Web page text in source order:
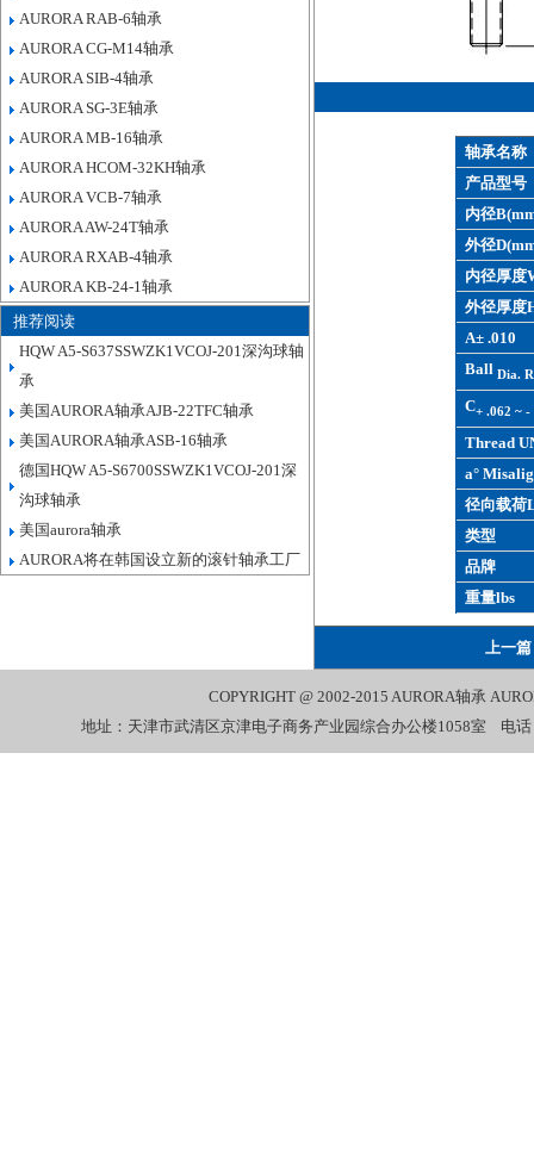
AURORA RAB-6轴承
AURORA CG-M14轴承
AURORA SIB-4轴承
AURORA SG-3E轴承
AURORA MB-16轴承
AURORA HCOM-32KH轴承
AURORA VCB-7轴承
AURORA AW-24T轴承
AURORA RXAB-4轴承
AURORA KB-24-1轴承
推荐阅读
HQW A5-S637SSWZK1VCOJ-201深沟球轴
承
美国AURORA轴承AJB-22TFC轴承
美国AURORA轴承ASB-16轴承
德国HQW A5-S6700SSWZK1VCOJ-201深
沟球轴承
美国aurora轴承
AURORA将在韩国设立新的滚针轴承工厂
轴承名称
产品型号
内径
外径
内径厚度
外径厚度
A± .010
BallDia.
C+ .062 ~ -
Thread
a°
径向载荷
类型
品牌
重量lbs
上一
COPYRIGHT @ 2002-2015AURORA轴承
地址：天津市武清区京津电子商务产业园综合办公楼1058室 电